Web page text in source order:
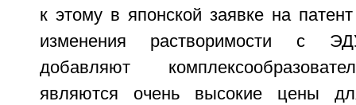
к этому в японской заявке на
изменения растворимости с
добавляют
являются очень высокие цены